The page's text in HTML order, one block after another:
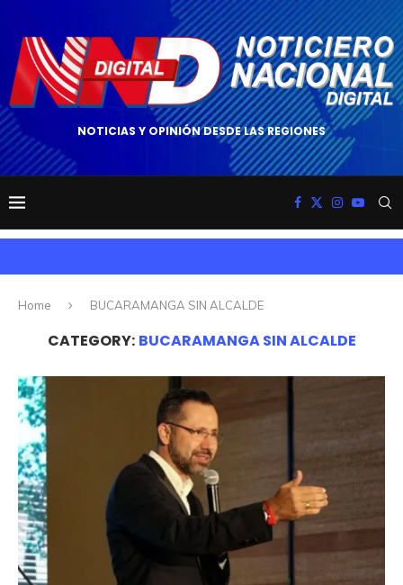
NOTICIAS Y OPINIÓN DESDE LAS REGIONES
Home BUCARAMANGA SIN ALCALDE
CATEGORY: BUCARAMANGA SIN ALCALDE